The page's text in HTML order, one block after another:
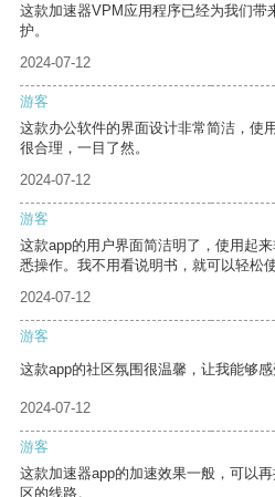
这款加速器VPM应用程序已经为我们带
护。
2024-07-12
游客
这款办公软件的界面设计非常简洁，使
很合理，一目了然。
2024-07-12
游客
这款app的用户界面简洁明了，使用起
悉操作。我不用看说明书，就可以轻松
2024-07-12
游客
这款app的社区氛围很温馨，让我能够感
2024-07-12
游客
这款加速器app的加速效果一般，可以
区的线路。